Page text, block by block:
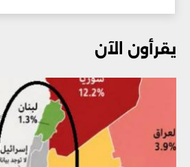
يقرأون الآن